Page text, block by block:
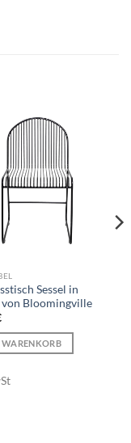
Sessel in
von Bloomingville
WARENKORB